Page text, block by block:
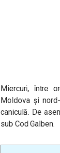
Miercuri, între
Moldova și
caniculă. De
sub Cod Galben.